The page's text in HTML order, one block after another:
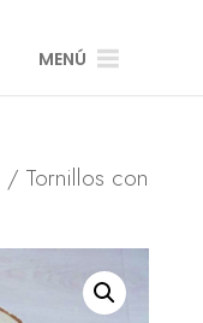
MENÚ
/ Tornillos con